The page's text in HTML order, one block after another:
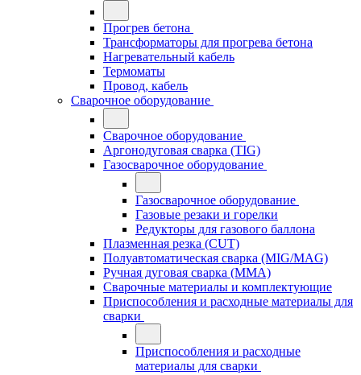
Прогрев бетона
Трансформаторы для прогрева бетона
Нагревательный кабель
Термоматы
Провод, кабель
Сварочное оборудование
Сварочное оборудование
Аргонодуговая сварка (TIG)
Газосварочное оборудование
Газосварочное оборудование
Газовые резаки и горелки
Редукторы для газового баллона
Плазменная резка (CUT)
Полуавтоматическая сварка (MIG/MAG)
Ручная дуговая сварка (MMA)
Сварочные материалы и комплектующие
Приспособления и расходные материалы для
сварки
Приспособления и расходные
материалы для сварки